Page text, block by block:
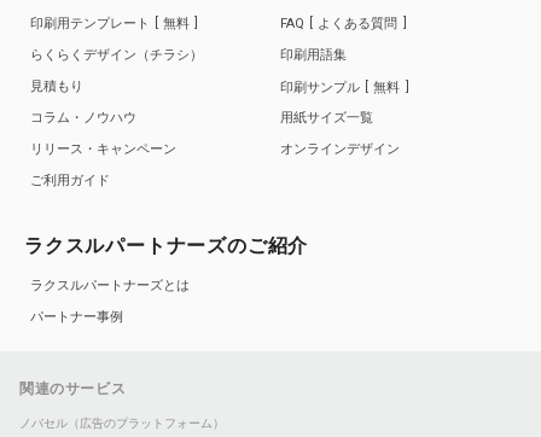
印刷用テンプレート
無料
らくらくデザイン（チラシ）
見積もり
コラム・ノウハウ
リリース・キャンペーン
ご利用ガイド
FAQ
よくある質問
印刷用語集
印刷サンプル
無料
用紙サイズ一覧
オンラインデザイン
ラクスルパートナーズのご紹介
ラクスルパートナーズとは
パートナー事例
関連のサービス
ノバセル（広告のプラットフォーム）